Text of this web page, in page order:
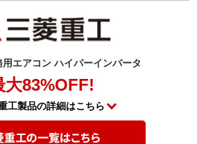
エアコン ハイパーインバータ
大83%OFF!
工製品の詳細はこちら